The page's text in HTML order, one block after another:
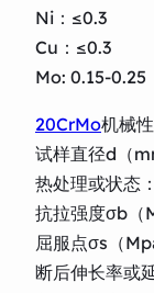
Ni：≤0.3
Cu：≤0.3
Mo: 0.15-0.25
20CrMo机械性
试样直径d（
热处理或状态
抗拉强度σb（
屈服点σs（
断后伸长率或